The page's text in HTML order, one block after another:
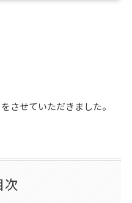
をさせていただきました。
次